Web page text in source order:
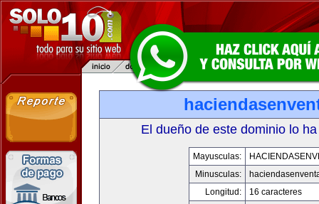
El dueño de este dominio lo
Mayusculas:
Minusculas:
Longitud:
16 caracteres